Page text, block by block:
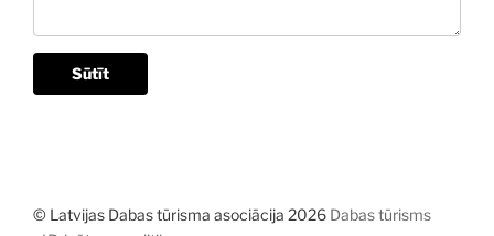
Sūtīt
© Latvijas Dabas tūrisma asociācija 2026 Dabas tūrisms